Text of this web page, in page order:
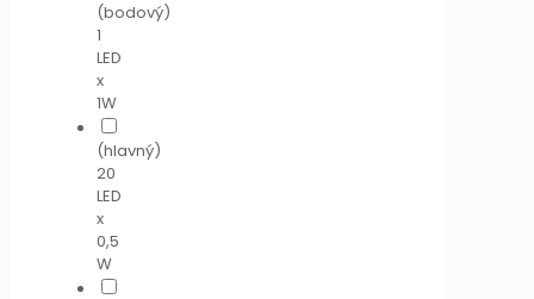
(bodový)
1
LED
x
1W
(hlavný)
20
LED
x
0,5
W